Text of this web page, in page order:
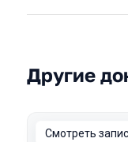
Другие
Смотреть